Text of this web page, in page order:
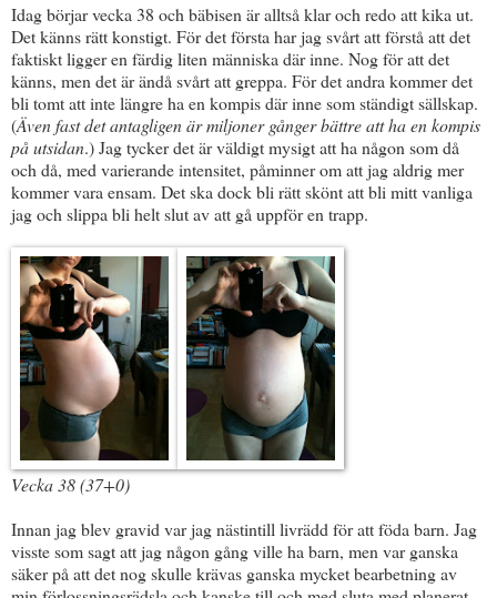
Idag börjar vecka 38 och bäbisen är alltså klar och redo att kika ut.
Det känns rätt konstigt. För det första har jag svårt att förstå att det
faktiskt ligger en färdig liten människa där inne. Nog för att det
känns, men det är ändå svårt att greppa. För det andra kommer det
bli tomt att inte längre ha en kompis där inne som ständigt sällskap.
(Även fast det antagligen är miljoner gånger bättre att ha en kompis
på utsidan.) Jag tycker det är väldigt mysigt att ha någon som då
och då, med varierande intensitet, påminner om att jag aldrig mer
kommer vara ensam. Det ska dock bli rätt skönt att bli mitt vanliga
jag och slippa bli helt slut av att gå uppför en trapp.
Vecka 38 (37+0)
Innan jag blev gravid var jag nästintill livrädd för att föda barn. Jag
visste som sagt att jag någon gång ville ha barn, men var ganska
säker på att det nog skulle krävas ganska mycket bearbetning av